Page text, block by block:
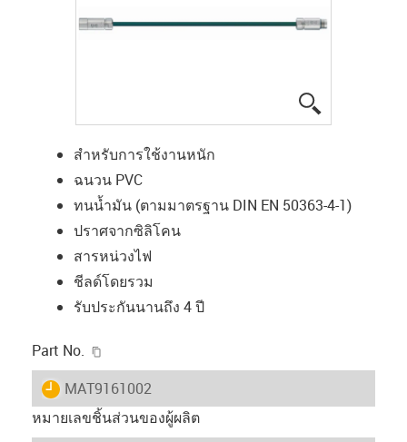
สำหรับการใช้งานหนัก
ฉนวน PVC
ทนน้ำมัน (ตามมาตรฐาน DIN EN 50363-4-1)
ปราศจากซิลิโคน
สารหน่วงไฟ
ชีลด์โดยรวม
รับประกันนานถึง 4 ปี
Part No.
igus-icon-lieferzeit
MAT9161002
หมายเลขชิ้นส่วนของผู้ผลิต